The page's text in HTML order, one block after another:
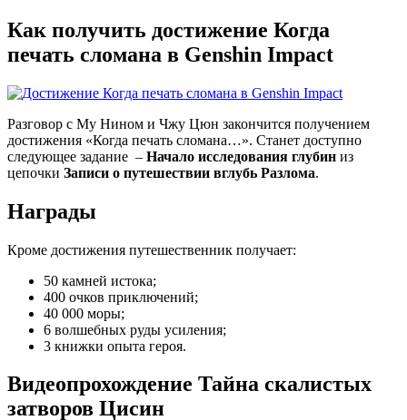
Как получить достижение Когда
печать сломана в Genshin Impact
Разговор с Му Нином и Чжу Цюн закончится получением
достижения «Когда печать сломана…». Станет доступно
следующее задание – Начало исследования глубин из
цепочки Записи о путешествии вглубь Разлома.
Награды
Кроме достижения путешественник получает:
50 камней истока;
400 очков приключений;
40 000 моры;
6 волшебных руды усиления;
3 книжки опыта героя.
Видеопрохождение Тайна скалистых
затворов Цисин